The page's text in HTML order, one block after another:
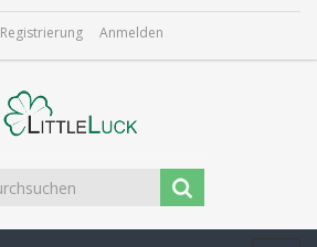
Registrierung Anmelden